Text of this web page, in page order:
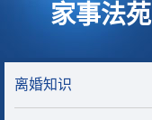
家事法苑
离婚知识